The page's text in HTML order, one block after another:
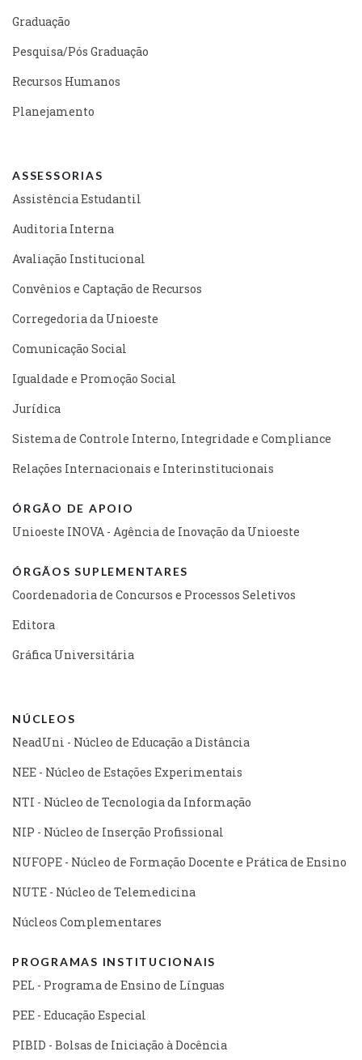
Graduação
Pesquisa/Pós Graduação
Recursos Humanos
Planejamento
ASSESSORIAS
Assistência Estudantil
Auditoria Interna
Avaliação Institucional
Convênios e Captação de Recursos
Corregedoria da Unioeste
Comunicação Social
Igualdade e Promoção Social
Jurídica
Sistema de Controle Interno, Integridade e Compliance
Relações Internacionais e Interinstitucionais
ÓRGÃO DE APOIO
Unioeste INOVA - Agência de Inovação da Unioeste
ÓRGÃOS SUPLEMENTARES
Coordenadoria de Concursos e Processos Seletivos
Editora
Gráfica Universitária
NÚCLEOS
NeadUni - Núcleo de Educação a Distância
NEE - Núcleo de Estações Experimentais
NTI - Núcleo de Tecnologia da Informação
NIP - Núcleo de Inserção Profissional
NUFOPE - Núcleo de Formação Docente e Prática de Ensino
NUTE - Núcleo de Telemedicina
Núcleos Complementares
PROGRAMAS INSTITUCIONAIS
PEL - Programa de Ensino de Línguas
PEE - Educação Especial
PIBID - Bolsas de Iniciação à Docência